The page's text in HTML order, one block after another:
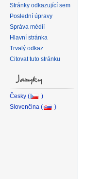
Stránky odkazující sem
Poslední úpravy
Správa médií
Hlavní stránka
Trvalý odkaz
Citovat tuto stránku
Jazyky